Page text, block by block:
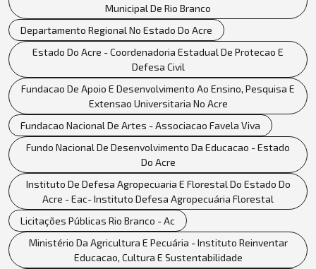
Municipal De Rio Branco
Departamento Regional No Estado Do Acre
Estado Do Acre - Coordenadoria Estadual De Protecao E
Defesa Civil
Fundacao De Apoio E Desenvolvimento Ao Ensino, Pesquisa E
Extensao Universitaria No Acre
Fundacao Nacional De Artes - Associacao Favela Viva
Fundo Nacional De Desenvolvimento Da Educacao - Estado
Do Acre
Instituto De Defesa Agropecuaria E Florestal Do Estado Do
Acre - Eac- Instituto Defesa Agropecuária Florestal
Licitações Públicas Rio Branco - Ac
Ministério Da Agricultura E Pecuária - Instituto Reinventar
Educacao, Cultura E Sustentabilidade